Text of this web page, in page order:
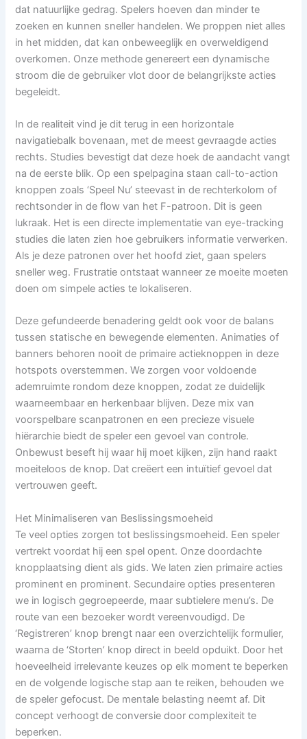
dat natuurlijke gedrag. Spelers hoeven dan minder te
zoeken en kunnen sneller handelen. We proppen niet alles
in het midden, dat kan onbeweeglijk en overweldigend
overkomen. Onze methode genereert een dynamische
stroom die de gebruiker vlot door de belangrijkste acties
begeleidt.
In de realiteit vind je dit terug in een horizontale
navigatiebalk bovenaan, met de meest gevraagde acties
rechts. Studies bevestigt dat deze hoek de aandacht vangt
na de eerste blik. Op een spelpagina staan call-to-action
knoppen zoals ‘Speel Nu’ steevast in de rechterkolom of
rechtsonder in de flow van het F-patroon. Dit is geen
lukraak. Het is een directe implementatie van eye-tracking
studies die laten zien hoe gebruikers informatie verwerken.
Als je deze patronen over het hoofd ziet, gaan spelers
sneller weg. Frustratie ontstaat wanneer ze moeite moeten
doen om simpele acties te lokaliseren.
Deze gefundeerde benadering geldt ook voor de balans
tussen statische en bewegende elementen. Animaties of
banners behoren nooit de primaire actieknoppen in deze
hotspots overstemmen. We zorgen voor voldoende
ademruimte rondom deze knoppen, zodat ze duidelijk
waarneembaar en herkenbaar blijven. Deze mix van
voorspelbare scanpatronen en een precieze visuele
hiërarchie biedt de speler een gevoel van controle.
Onbewust beseft hij waar hij moet kijken, zijn hand raakt
moeiteloos de knop. Dat creëert een intuïtief gevoel dat
vertrouwen geeft.
Het Minimaliseren van Beslissingsmoeheid
Te veel opties zorgen tot beslissingsmoeheid. Een speler
vertrekt voordat hij een spel opent. Onze doordachte
knopplaatsing dient als gids. We laten zien primaire acties
prominent en prominent. Secundaire opties presenteren
we in logisch gegroepeerde, maar subtielere menu’s. De
route van een bezoeker wordt vereenvoudigd. De
‘Registreren’ knop brengt naar een overzichtelijk formulier,
waarna de ‘Storten’ knop direct in beeld opduikt. Door het
hoeveelheid irrelevante keuzes op elk moment te beperken
en de volgende logische stap aan te reiken, behouden we
de speler gefocust. De mentale belasting neemt af. Dit
concept verhoogt de conversie door complexiteit te
beperken.